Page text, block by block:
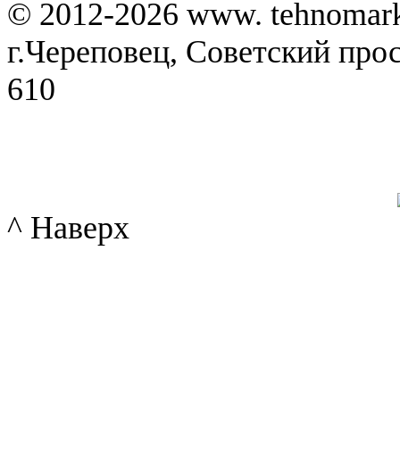
© 2012-2026 www.
г.Череповец, Советский
610
^ Наверх